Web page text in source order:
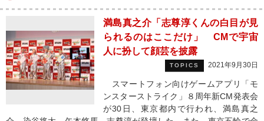
満島真之介「志尊淳くんの白目が見
られるのはここだけ」 CMで宇宙
人に扮して顔芸を披露
TOPICS 2021年9月30日
スマートフォン向けゲームアプリ「モ
ンスターストライク」８周年新CM発表会
が30日、東京都内で行われ、満島真之